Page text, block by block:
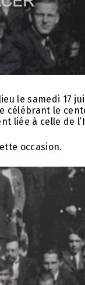
le samedi 17
célébrant le
liée à celle de
occasion.